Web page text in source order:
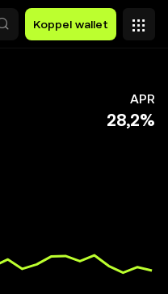
Koppel wallet
APR
28,2%